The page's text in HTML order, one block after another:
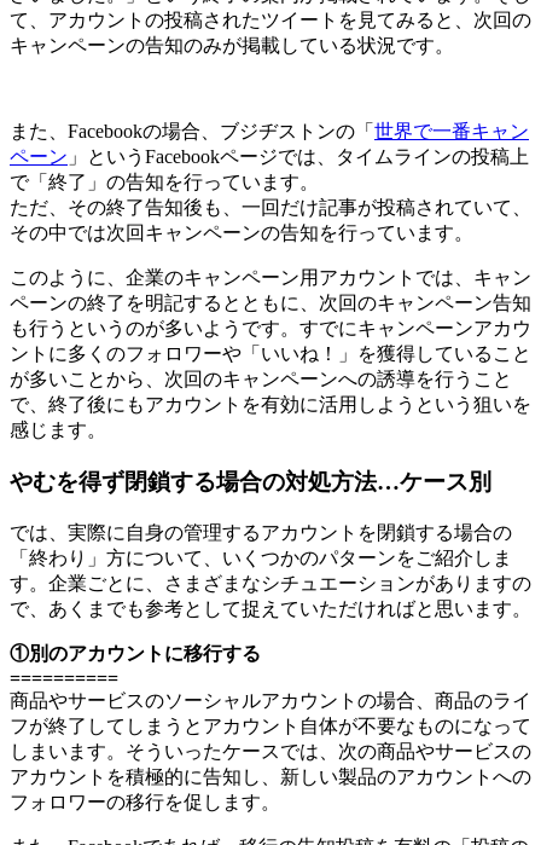
て、アカウントの投稿されたツイートを見てみると、次回の
キャンペーンの告知のみが掲載している状況です。
また、Facebookの場合、ブジヂストンの「 世界で一番キャン
ペーン 」というFacebookページでは、タイムラインの投稿上
で「終了」の告知を行っています。
ただ、その終了告知後も、一回だけ記事が投稿されていて、
その中では次回キャンペーンの告知を行っています。
このように、企業のキャンペーン用アカウントでは、キャン
ペーンの終了を明記するとともに、次回のキャンペーン告知
も行うというのが多いようです。すでにキャンペーンアカウ
ントに多くのフォロワーや「いいね！」を獲得していること
が多いことから、次回のキャンペーンへの誘導を行うこと
で、終了後にもアカウントを有効に活用しようという狙いを
感じます。
やむを得ず閉鎖する場合の対処方法…ケース別
では、実際に自身の管理するアカウントを閉鎖する場合の
「終わり」方について、いくつかのパターンをご紹介しま
す。企業ごとに、さまざまなシチュエーションがありますの
で、あくまでも参考として捉えていただければと思います。
①別のアカウントに移行する
==========
商品やサービスのソーシャルアカウントの場合、商品のライ
フが終了してしまうとアカウント自体が不要なものになって
しまいます。そういったケースでは、次の商品やサービスの
アカウントを積極的に告知し、新しい製品のアカウントへの
フォロワーの移行を促します。